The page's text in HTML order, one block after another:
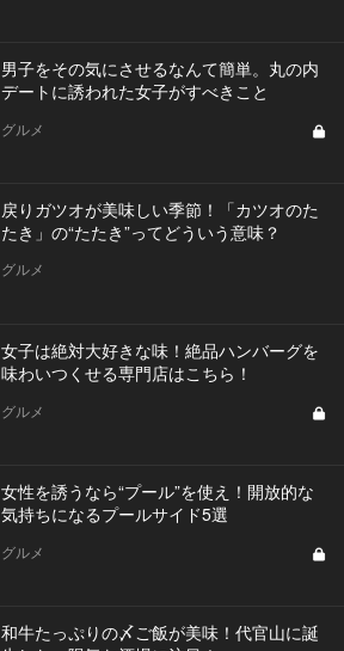
男子をその気にさせるなんて簡単。丸の内
デートに誘われた女子がすべきこと
グルメ
戻りガツオが美味しい季節！「カツオのた
たき」の“たたき”ってどういう意味？
グルメ
女子は絶対大好きな味！絶品ハンバーグを
味わいつくせる専門店はこちら！
グルメ
女性を誘うなら“プール”を使え！開放的な
気持ちになるプールサイド5選
グルメ
和牛たっぷりの〆ご飯が美味！代官山に誕